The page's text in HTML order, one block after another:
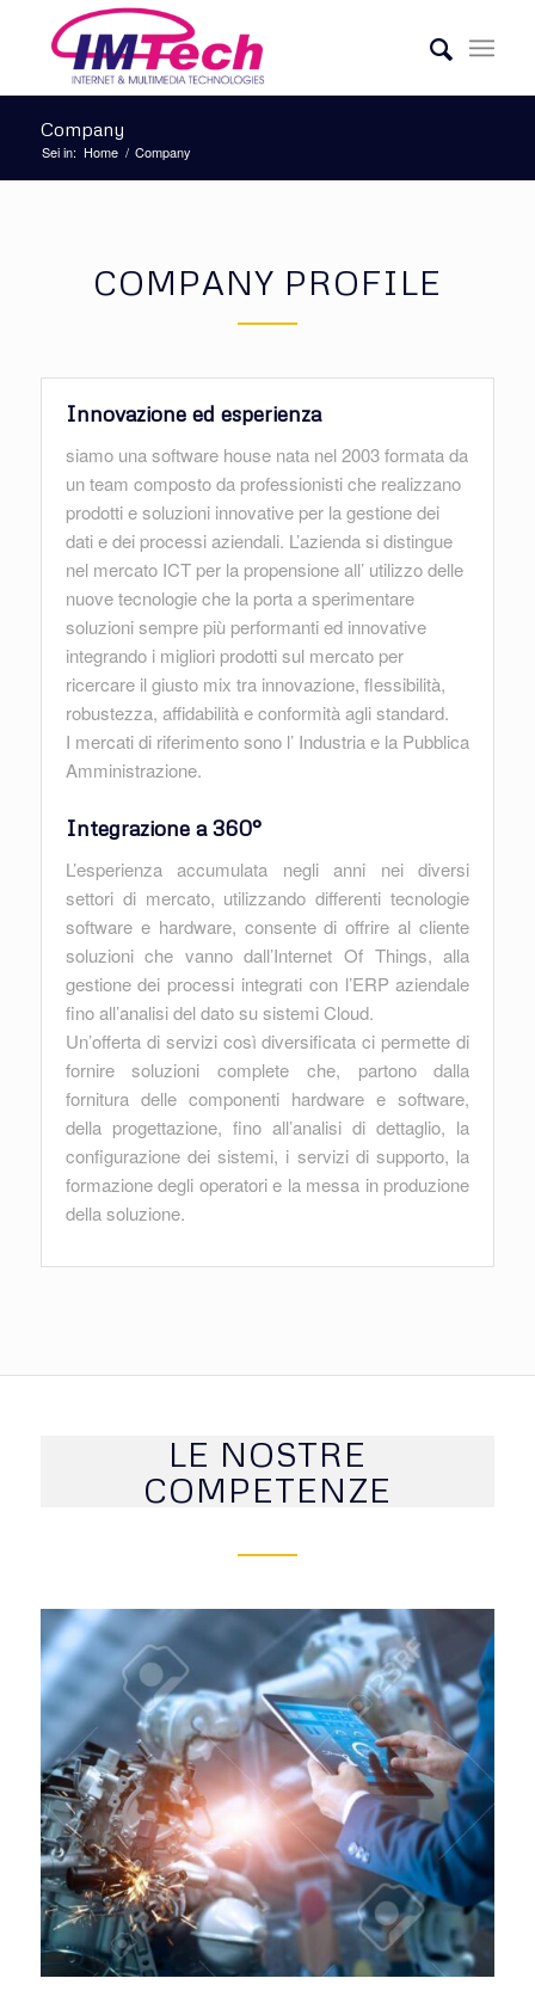
Company
Sei in: Home / Company
COMPANY PROFILE
Innovazione ed esperienza
siamo una software house nata nel 2003 formata da
un team composto da professionisti che realizzano
prodotti e soluzioni innovative per la gestione dei
dati e dei processi aziendali. L’azienda si distingue
nel mercato ICT per la propensione all’ utilizzo delle
nuove tecnologie che la porta a sperimentare
soluzioni sempre più performanti ed innovative
integrando i migliori prodotti sul mercato per
ricercare il giusto mix tra innovazione, flessibilità,
robustezza, affidabilità e conformità agli standard.
I mercati di riferimento sono l’ Industria e la Pubblica
Amministrazione.
Integrazione a 360°
L’esperienza accumulata negli anni nei diversi
settori di mercato, utilizzando differenti tecnologie
software e hardware, consente di offrire al cliente
soluzioni che vanno dall’Internet Of Things, alla
gestione dei processi integrati con l’ERP aziendale
fino all’analisi del dato su sistemi Cloud.
Un’offerta di servizi così diversificata ci permette di
fornire soluzioni complete che, partono dalla
fornitura delle componenti hardware e software,
della progettazione, fino all’analisi di dettaglio, la
configurazione dei sistemi, i servizi di supporto, la
formazione degli operatori e la messa in produzione
della soluzione.
LE NOSTRE
COMPETENZE